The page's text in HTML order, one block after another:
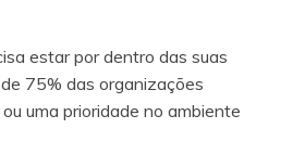
estar por dentro das suas
75% das organizações
uma prioridade no ambiente